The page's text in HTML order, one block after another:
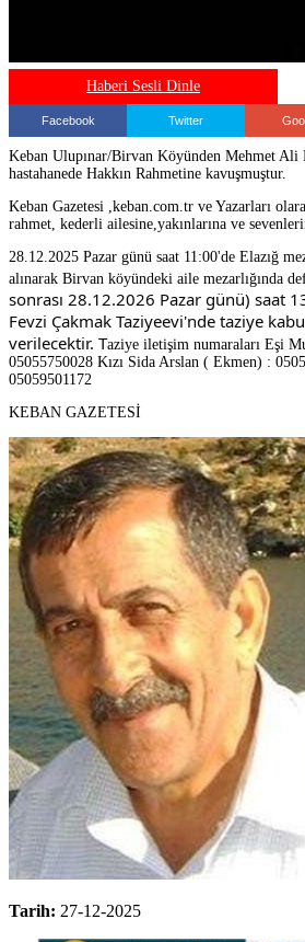
Haberi Sesli Dinle
Facebook Twitter
Keban Ulupınar/Birvan Köyünden Mehmet Ali
hastahanede Hakkın Rahmetine kavuşmuştur.
Keban Gazetesi ,keban.com.tr ve Yazarları
rahmet, kederli ailesine,yakınlarına ve
28.12.2025 Pazar günü saat 11:00'de Elazığ
alınarak Birvan köyündeki aile mezarlığında
sonrası 28.12.2026 Pazar günü) saat
Fevzi Çakmak Taziyeevi'nde taziye
verilecektir. Taziye iletişim numaraları Eşi
05055750028 Kızı Sida Arslan ( Ekmen) :
05059501172
KEBAN GAZETESİ
Tarih: 27-12-2025